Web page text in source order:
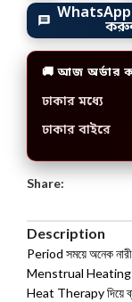
WhatsApp
🚚 আজ অর্ডার
ঢাকার মধ্যে
ঢাকার বাইরে
Share:
Description
Period সময়ে অনেক নারী
Menstrual Heating Pad
Heat Therapy দিয়ে